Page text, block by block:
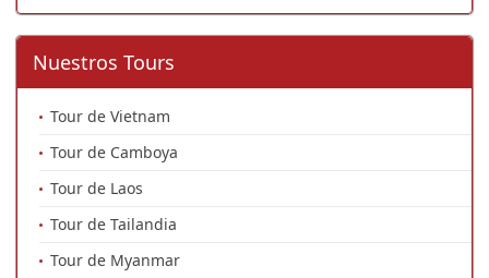
Nuestros Tours
Tour de Vietnam
Tour de Camboya
Tour de Laos
Tour de Tailandia
Tour de Myanmar